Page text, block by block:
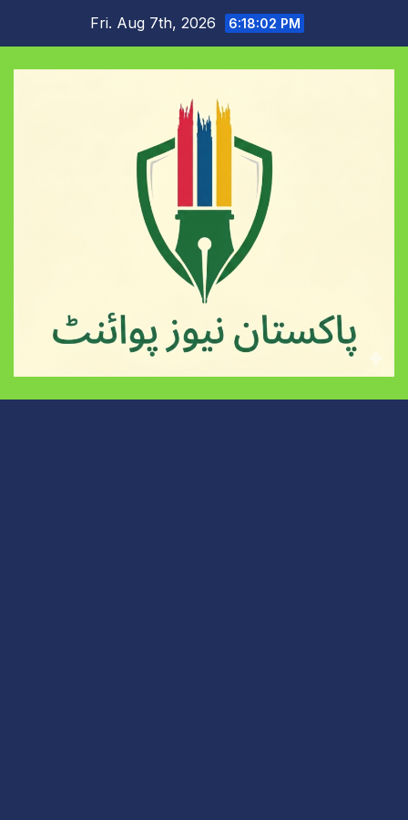
content
Fri. Aug 7th, 2026 6:18:02 PM